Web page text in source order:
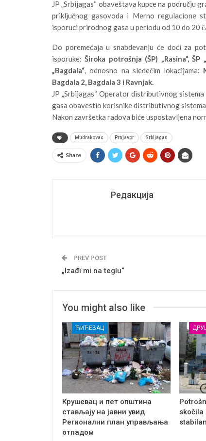
JP „Srbijagas“ obaveštava kupce na području
priključnog gasovoda i Merno regulacione
isporuci prirodnog gasa u periodu od 10 do 20
Do poremećaja u snabdevanju će doći za
isporuke:Široka potrošnja (ŠP) „Rasina“, ŠP
„Bagdala“, odnosno na sledećim lokacijama:
Bagdala 2, Bagdala 3 i Ravnjak.
JP „Srbijagas“ Operator distributivnog
gasa obavestio korisnike distributivnog
Nakon završetka radova biće uspostavljena
Mudrakovac Prnjavor Srbijagas
Share
Редакција
PREV POST
„Izađi mi na teglu“
You might also like
ЋИЋЕВАЦ
Крушевац и пет општина
стављају на јавни увид
Регионални план управљања
отпадом
skočila